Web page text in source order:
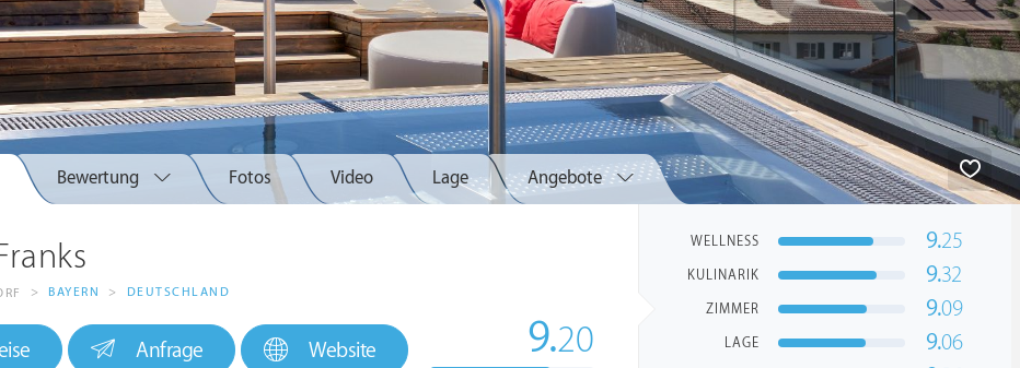
Bewertung Fotos Video Lage Angebote
> BAYERN > DEUTSCHLAND
Anfrage Website 9.20
WELLNESS 9.25
KULINARIK 9.32
ZIMMER 9.09
LAGE 9.06